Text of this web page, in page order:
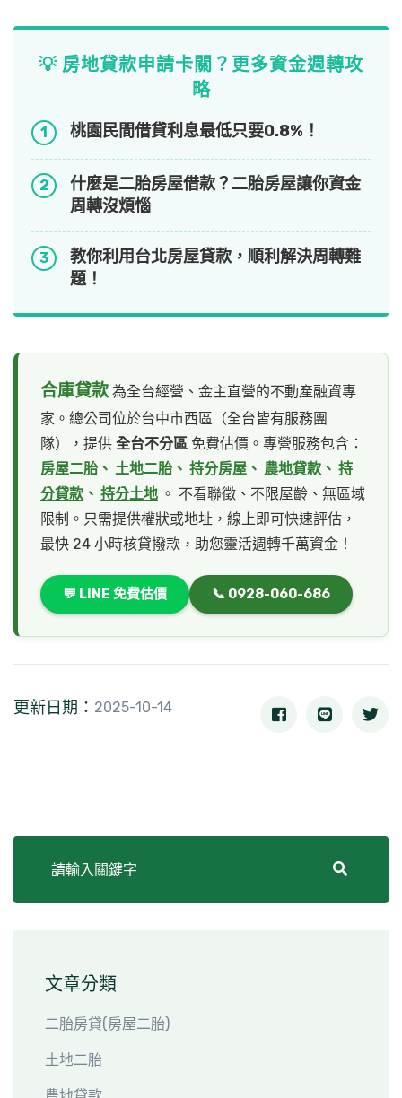
💡 房地貸款申請卡關？更多資金週轉攻
略
1 桃園民間借貸利息最低只要0.8%！
2
什麼是二胎房屋借款？二胎房屋讓你資金
周轉沒煩惱
3
教你利用台北房屋貸款，順利解決周轉難
題！
合庫貸款 為全台經營、金主直營的不動產融資專
家。總公司位於台中市西區（全台皆有服務團
隊），提供 全台不分區 免費估價。專營服務包含：
房屋二胎 、 土地二胎 、 持分房屋 、 農地貸款 、 持
分貸款 、 持分土地 。 不看聯徵、不限屋齡、無區域
限制。只需提供權狀或地址，線上即可快速評估，
最快 24 小時核貸撥款，助您靈活週轉千萬資金！
💬 LINE 免費估價 📞 0928-060-686
更新日期： 2025-10-14
文章分類
二胎房貸(房屋二胎)
土地二胎